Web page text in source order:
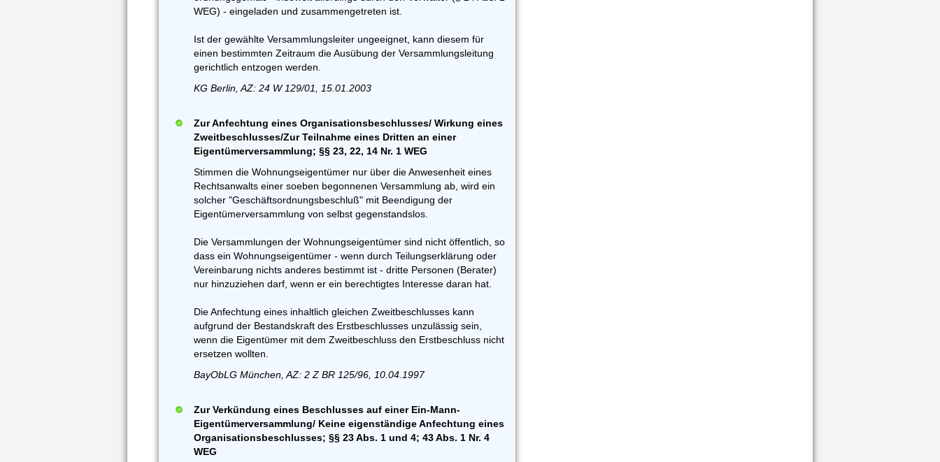
WEG) - eingeladen und zusammengetreten ist.
Ist der gewählte Versammlungsleiter ungeeignet, kann diesem für
einen bestimmten Zeitraum die Ausübung der Versammlungsleitung
gerichtlich entzogen werden.
KG Berlin, AZ: 24 W 129/01, 15.01.2003
Zur Anfechtung eines Organisationsbeschlusses/ Wirkung eines
Zweitbeschlusses/Zur Teilnahme eines Dritten an einer
Eigentümerversammlung; §§ 23, 22, 14 Nr. 1 WEG
Stimmen die Wohnungseigentümer nur über die Anwesenheit eines
Rechtsanwalts einer soeben begonnenen Versammlung ab, wird ein
solcher "Geschäftsordnungsbeschluß" mit Beendigung der
Eigentümerversammlung von selbst gegenstandslos.
Die Versammlungen der Wohnungseigentümer sind nicht öffentlich, so
dass ein Wohnungseigentümer - wenn durch Teilungserklärung oder
Vereinbarung nichts anderes bestimmt ist - dritte Personen (Berater)
nur hinzuziehen darf, wenn er ein berechtigtes Interesse daran hat.
Die Anfechtung eines inhaltlich gleichen Zweitbeschlusses kann
aufgrund der Bestandskraft des Erstbeschlusses unzulässig sein,
wenn die Eigentümer mit dem Zweitbeschluss den Erstbeschluss nicht
ersetzen wollten.
BayObLG München, AZ: 2 Z BR 125/96, 10.04.1997
Zur Verkündung eines Beschlusses auf einer Ein-Mann-
Eigentümerversammlung/ Keine eigenständige Anfechtung eines
Organisationsbeschlusses; §§ 23 Abs. 1 und 4; 43 Abs. 1 Nr. 4
WEG